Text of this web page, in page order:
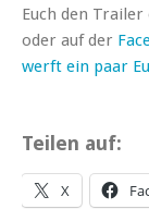
Euch den
oder auf der
werft ein paar
Teilen auf:
X